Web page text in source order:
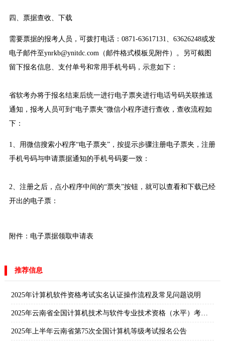
四、票据查收、下载
需要票据的报考人员，可拨打电话：0871-63617131、63626248或发
电子邮件至ynrkb@ynitdc.com（邮件格式模板见附件）。另可截图
留下报名信息、支付单号和常用手机号码，示意如下：
省软考办将于报名结束后统一进行电子票夹进行电话号码关联推送
通知，报考人员可到“电子票夹”微信小程序进行查收，查收流程如
下：
1、用微信搜索小程序“电子票夹”，按提示步骤注册电子票夹，注册
手机号码与申请票据通知的手机号码要一致：
2、注册之后，点小程序中间的“票夹”按钮，就可以查看和下载已经
开出的电子票：
附件： 电子票据领取申请表
推荐信息
2025年计算机软件资格考试实名认证操作流程及常见问题说明
2025年云南省全国计算机技术与软件专业技术资格（水平）考试通知
2025年上半年云南省第75次全国计算机等级考试报名公告